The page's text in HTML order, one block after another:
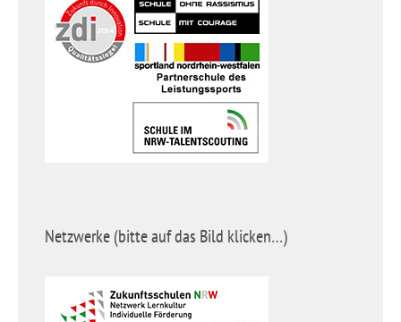
Netzwerke (bitte auf das Bild klicken…)